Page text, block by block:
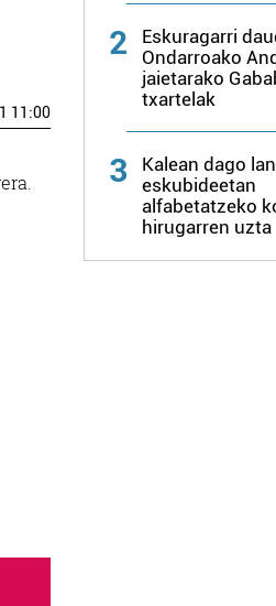
11:00
2
Eskuragarri
Ondarroako
jaietarako
txartelak
3
Kalean dago lan
eskubideetan
alfabetatzeko
hirugarren uzta